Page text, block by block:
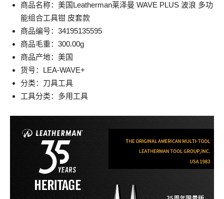
商品名称：美国Leatherman莱泽曼 WAVE PLUS 波浪 多功
能组合工具钳 皮套款
商品编号：34195135595
商品毛重：300.00g
商品产地：美国
货号：LEA-WAVE+
分类：刀具工具
工具分类：多用工具